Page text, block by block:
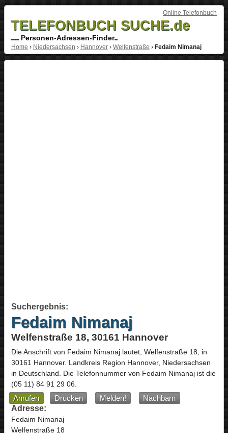
Online Telefonbuch
TELEFONBUCH SUCHE.de
Personen-Adressen-Finder
Home › Niedersachsen › Hannover› Welfenstraße › Fedaim Nimanaj
Suchergebnis:
Fedaim Nimanaj
Welfenstraße 18, 30161 Hannover
Die Anschrift von Fedaim Nimanajlautet, Welfenstraße 18, in
30161 Hannover. Landkreis Region Hannover, Niedersachsen
in Deutschland. Die Telefonnummer von Fedaim Nimanaj ist die
(05 11) 84 91 29 06.
Anrufen Drucken Melden!
Nachbarn
Adresse:
Fedaim Nimanaj
Welfenstraße 18